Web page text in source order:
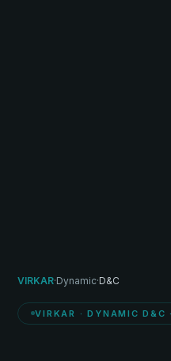
VIRKAR·Dynamic·D&C
VIRKAR · DYNAMIC D&C